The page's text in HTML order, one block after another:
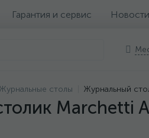
Гарантия и сервис Новости
Журнальные столы Журнальный
Marchetti